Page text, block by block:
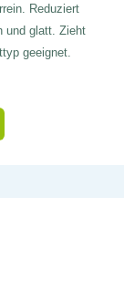
Reduziert
und glatt. Zieht
geeignet.